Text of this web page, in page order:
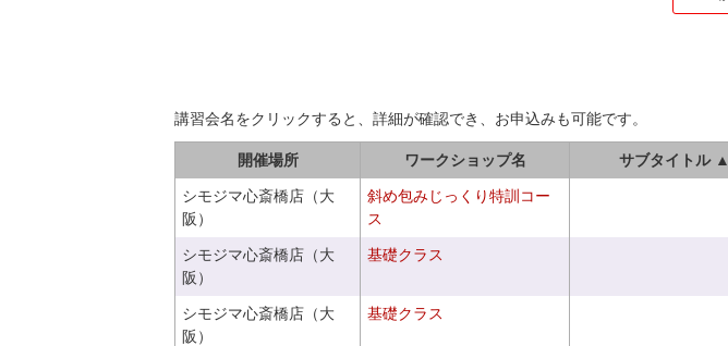
講習会名をクリックすると、詳細が確認でき、お申込みも可能です。
開催場所 ワークショップ名 サブタイトル ▲
シモジマ心斎橋店（大
阪）
斜め包みじっくり特訓コー
ス
シモジマ心斎橋店（大
阪）
基礎クラス
シモジマ心斎橋店（大
阪）
基礎クラス